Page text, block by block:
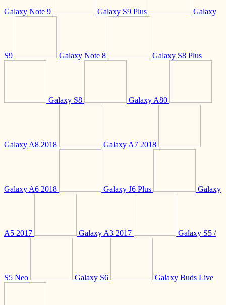
Galaxy Note 9 Galaxy S9 Plus Galaxy
S9 Galaxy Note 8 Galaxy S8 Plus
Galaxy S8 Galaxy A80
Galaxy A8 2018 Galaxy A7 2018
Galaxy A6 2018 Galaxy J6 Plus Galaxy
A5 2017 Galaxy A3 2017 Galaxy S5 /
S5 Neo Galaxy S6 Galaxy Buds Live